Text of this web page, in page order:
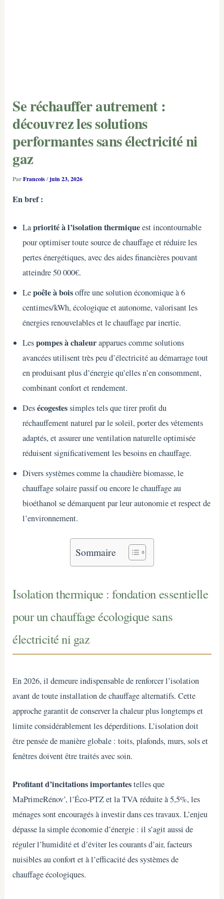
Se réchauffer autrement :
découvrez les solutions
performantes sans électricité ni
gaz
ParFrancois/juin 23, 2026
En bref :
Lapriorité à l’isolation thermiqueest incontournable
pour optimiser toute source de chauffage et réduire les
pertes énergétiques, avec des aides financières pouvant
atteindre 50 000€.
Lepoêle à boisoffre une solution économique à 6
centimes/kWh, écologique et autonome, valorisant les
énergies renouvelables et le chauffage par inertie.
Lespompes à chaleurapparues comme solutions
avancées utilisent très peu d’électricité au démarrage tout
en produisant plus d’énergie qu’elles n’en consomment,
combinant confort et rendement.
Desécogestessimples tels que tirer profit du
réchauffement naturel par le soleil, porter des vêtements
adaptés, et assurer une ventilation naturelle optimisée
réduisent significativement les besoins en chauffage.
Divers systèmes comme la chaudière biomasse, le
chauffage solaire passif ou encore le chauffage au
bioéthanol se démarquent par leur autonomie et respect de
l’environnement.
Sommaire
Isolation thermique : fondation essentielle
pour un chauffage écologique sans
électricité ni gaz
En 2026, il demeure indispensable de renforcer l’isolation
avant de toute installation de chauffage alternatifs. Cette
approche garantit de conserver la chaleur plus longtemps et
limite considérablement les déperditions. L’isolation doit
être pensée de manière globale : toits, plafonds, murs, sols et
fenêtres doivent être traités avec soin.
Profitant d’incitations importantestelles que
MaPrimeRénov’, l’Éco-PTZ et la TVA réduite à 5,5%, les
ménages sont encouragés à investir dans ces travaux. L’enjeu
dépasse la simple économie d’énergie : il s’agit aussi de
réguler l’humidité et d’éviter les courants d’air, facteurs
nuisibles au confort et à l’efficacité des systèmes de
chauffage écologiques.